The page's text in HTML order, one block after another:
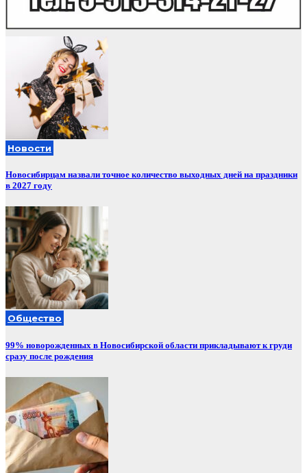
Новости
Новосибирцам назвали точное количество выходных дней на праздники
в 2027 году
Общество
99% новорожденных в Новосибирской области прикладывают к груди
сразу после рождения